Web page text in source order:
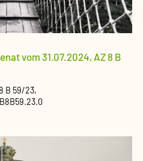
vom 31.07.2024, AZ 8 B
B 59/23,